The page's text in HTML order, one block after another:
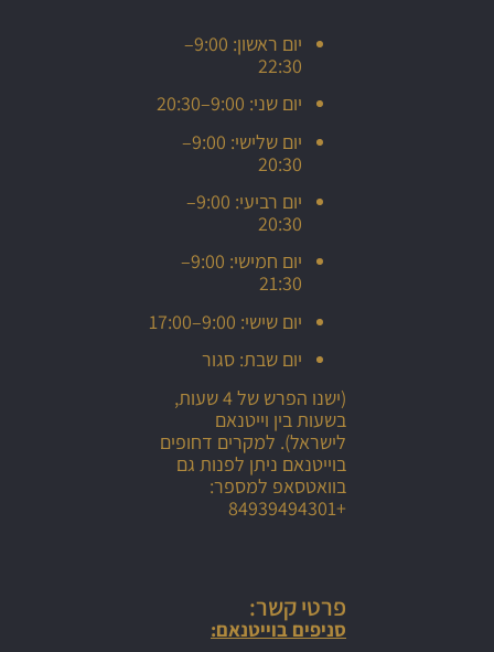
יום ראשון: 9:00–
22:30
יום שני: 9:00–20:30
יום שלישי: 9:00–
20:30
יום רביעי: 9:00–
20:30
יום חמישי: 9:00–
21:30
יום שישי: 9:00–17:00
יום שבת: סגור
(ישנו הפרש של 4 שעות,
בשעות בין וייטנאם
לישראל). למקרים דחופים
בוייטנאם ניתן לפנות גם
בוואטסאפ למספר:
+84939494301
פרטי קשר:
סניפים בוייטנאם: